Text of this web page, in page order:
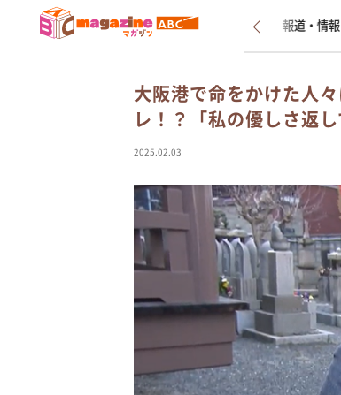
新着 インタビュー 報道・情報
大阪港で命をかけた人
レ！？「私の優しさ返
2025.02.03